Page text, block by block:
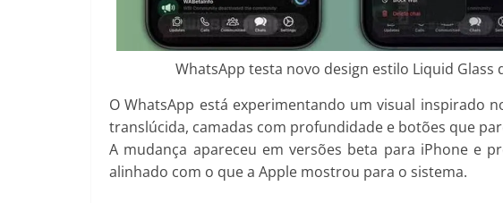
WhatsApp testa novo design estilo Liquid Glass
O WhatsApp está experimentando um visual inspirado
translúcida, camadas com profundidade e botões que
A mudança apareceu em versões beta para iPhone e
alinhado com o que a Apple mostrou para o sistema.